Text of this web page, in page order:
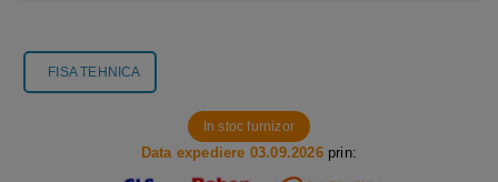
FISA TEHNICA
In stoc furnizor
Data expediere 03.09.2026prin: